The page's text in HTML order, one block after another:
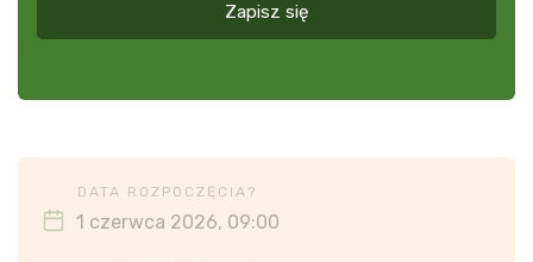
Zapisz się
DATA ROZPOCZĘCIA?
1 czerwca 2026, 09:00